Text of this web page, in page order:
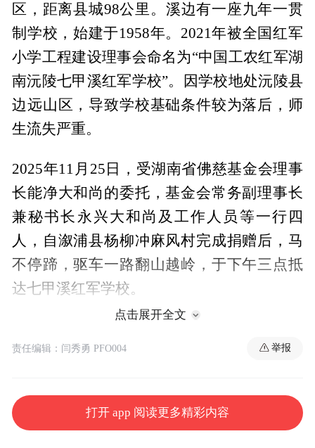
区，距离县城98公里。溪边有一座九年一贯
制学校，始建于1958年。2021年被全国红军
小学工程建设理事会命名为“中国工农红军湖
南沅陵七甲溪红军学校”。因学校地处沅陵县
边远山区，导致学校基础条件较为落后，师
生流失严重。
2025年11月25日，受湖南省佛慈基金会理事
长能净大和尚的委托，基金会常务副理事长
兼秘书长永兴大和尚及工作人员等一行四
人，自溆浦县杨柳冲麻风村完成捐赠后，马
不停蹄，驱车一路翻山越岭，于下午三点抵
达七甲溪红军学校。
兴大和尚一行。符辰海校长向永兴大和尚简
余名，除了主体教学楼，一些基础设施尚在
建设当中。永兴大和尚实地走访该校新教学
点击展开全文
责任编辑：闫秀勇 PFO004 举报
打开 app 阅读更多精彩内容